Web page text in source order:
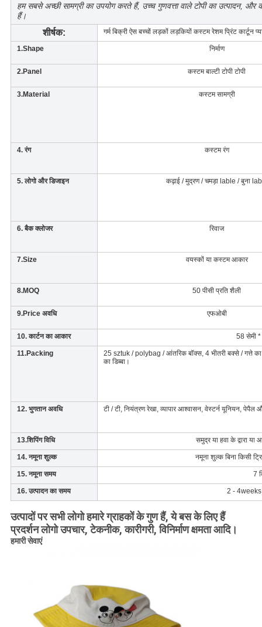
हम सबसे अच्छी सामग्री का उपयोग करते हैं, उच्च गुणवत्ता वाले टोपी का उत्पादन,
हैं।
शीर्षक: गर्म बिक्री ऐस बच्चों लड़कों लड़कियों कस्टम रेशम प्रिंट कार्टून
1.Shape निर्माण
2.Panel कस्टम बाल्टी टोपी टोपी
3.Material कस्टम सामग्री
4. रंग कस्टम रंग
5. लोगो और डिजाइन कढ़ाई / मुद्रण / चमड़ा lable / बुना
6. बैक क्लोजर रिवाज
7.Size वयस्कों या कस्टम आकार
8.MOQ 50 पीसी प्रति शैली
9.Price अवधि एफओबी
10. कार्टन का आकार 58 सेमी
11.Packing
25 sztuk / polybag / आंतरिक बॉक्स, 4 भीतरी बक्से / गत्ते का
का डिब्बा।
12. भुगतान अवधि टी / टी, नियंत्रण रेखा, व्यापार आश्वासन, वेस्टर्न यूनियन, पेपैल
13.शिपिंग विधि समुद्र या हवा के द्वारा
14. नमूना शुल्क नमूना शुल्क बिना किसी
15. नमूना समय 7
16. उत्पादन का समय 2 - 4weeks
उत्पादों पर सभी लोगो हमारे ग्राहकों के गुण हैं, ये बस के लिए हैं
प्रदर्शन लोगो उपचार, टेकनीक, कारीगरी, विनिर्माण क्षमता आदि।
हमारी सेवाएं